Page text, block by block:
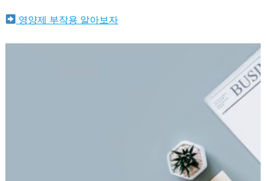
영양제 부작용 알아보자